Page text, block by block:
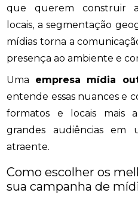
que querem construir
locais, a segmentação
mídias torna a
presença ao ambiente e
Uma empresa mídia
entende essas nuances e
formatos e locais mais
grandes audiências em
atraente.
Como escolher os
sua campanha de